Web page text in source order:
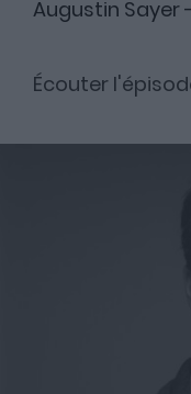
Nous
Augustin Sayer
Écouter